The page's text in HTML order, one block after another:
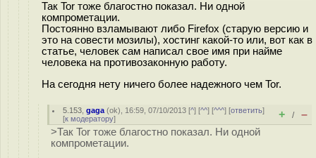
Так Tor тоже благостно показал. Ни одной
компрометации.
Постоянно взламывают либо Firefox (старую версию и
это на совести мозилы), хостинг какой-то или, вот как в
статье, человек сам написал свое имя при найме
человека на противозаконную работу.
На сегодня нету ничего более надежного чем Tor.
5.153 ,gaga (ok), 16:59, 07/10/2013 [^] [^^] [^^^] [ответить]
[к модератору] + / –
>Так Tor тоже благостно показал. Ни одной
компрометации.